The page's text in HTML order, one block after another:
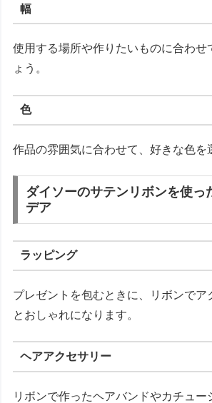
幅
使用する場所や作りたいものに合わせ
ょう。
色
作品の雰囲気に合わせて、好きな色を
ダイソーのサテンリボンを使っ
デア
ラッピング
プレゼントを包むときに、リボンでア
とおしゃれになります。
ヘアアクセサリー
リボンで作ったヘアバンドやカチュー